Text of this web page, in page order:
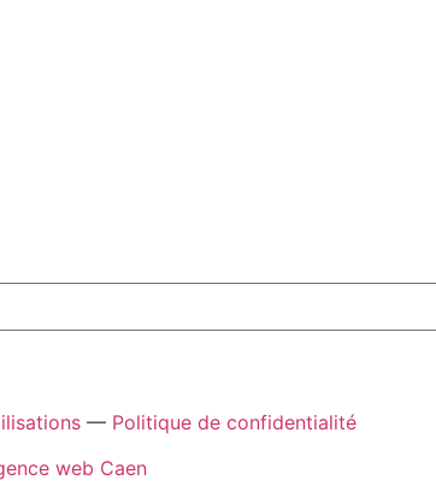
— Politique de confidentialité
web Caen